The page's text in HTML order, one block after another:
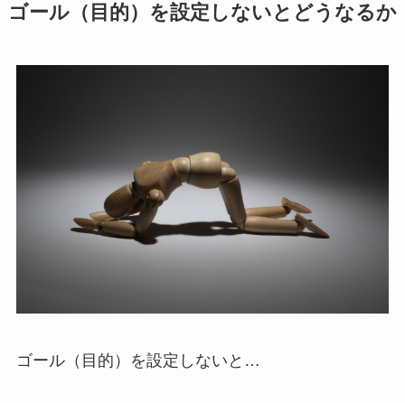
ゴール（目的）を設定しないとどうなるか
ゴール（目的）を設定しないと…